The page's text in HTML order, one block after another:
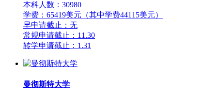
本科人数：30980
学费：65419美元（其中学费44115美元）
早申请截止：无
常规申请截止：11.30
转学申请截止：1.31
曼彻斯特大学